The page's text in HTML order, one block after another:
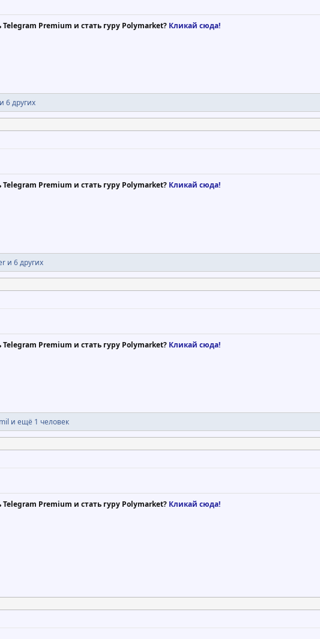
Premium и стать гуру Polymarket? Кликай сюда!
и 6 других
Premium и стать гуру Polymarket? Кликай сюда!
и 6 других
Premium и стать гуру Polymarket? Кликай сюда!
и ещё 1 человек
Premium и стать гуру Polymarket? Кликай сюда!